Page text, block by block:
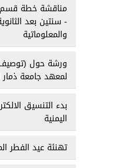
مناقشة خطة قسم
- سنتين بعد
والمعلوماتية
ورشة حول (توصيف
لمعهد جامعة ذمار
بدء التنسيق
اليمنية
تهنئة عيد الفطر